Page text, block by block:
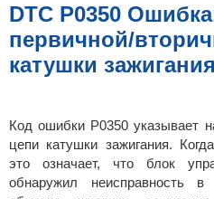
щ
е
и
е
DTC P0350
первичной/
катушки зажигания
Код ошибки P0350 указывает
цепи катушки зажигания.
это означает, что блок
обнаружил неисправность